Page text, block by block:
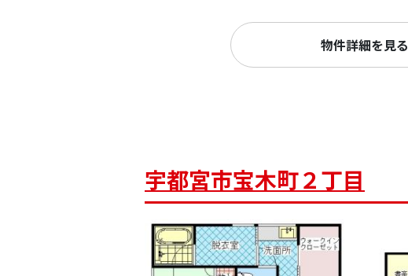
物件詳細を見る
宇都宮市宝木町２丁目